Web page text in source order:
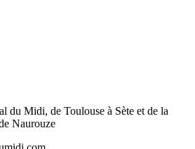
du Midi, de Toulouse à Sète et de la
Naurouze